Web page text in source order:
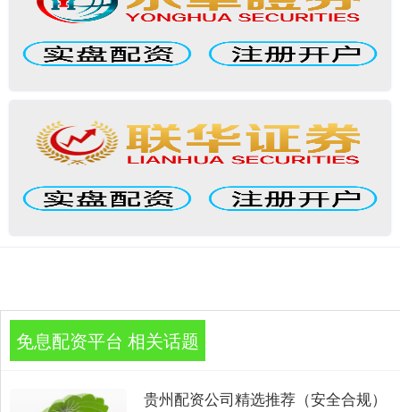
免息配资平台 相关话题
贵州配资公司精选推荐（安全合规）